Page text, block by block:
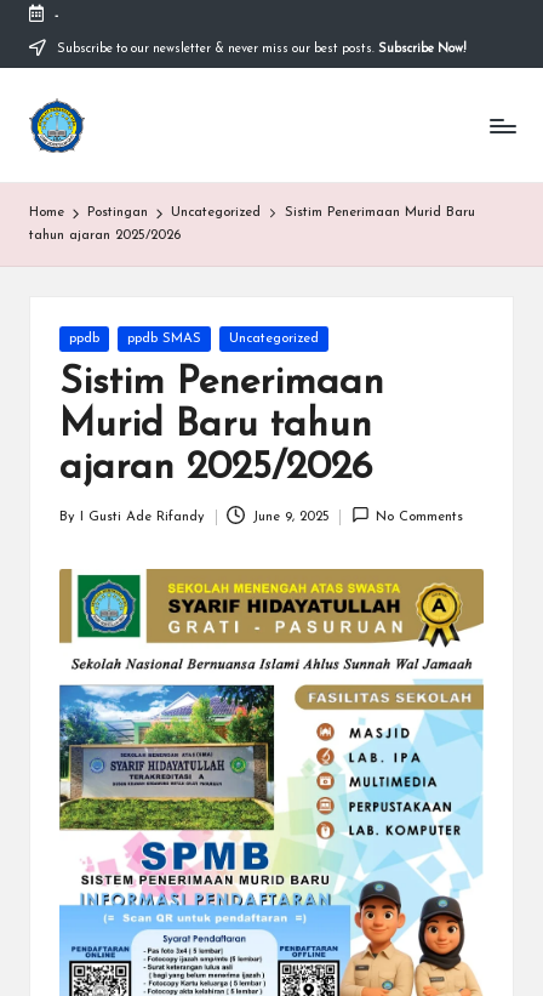
-
Subscribe to our newsletter & never miss our best posts. Subscribe Now!
Home Postingan Uncategorized
Sistim Penerimaan Murid Baru
tahun ajaran 2025/2026
ppdb ppdb SMAS Uncategorized
Sistim Penerimaan
Murid Baru tahun
ajaran 2025/2026
By I Gusti Ade Rifandy June 9, 2025 No Comments